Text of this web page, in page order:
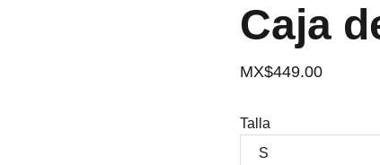
Caja
MX$449.00
Talla